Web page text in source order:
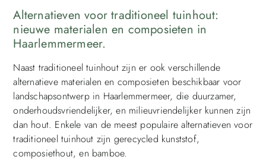
Alternatieven voor traditioneel tuinhout:
nieuwe materialen en composieten in
Haarlemmermeer.
Naast traditioneel tuinhout zijn er ook verschillende
alternatieve materialen en composieten beschikbaar voor
landschapsontwerp in Haarlemmermeer, die duurzamer,
onderhoudsvriendelijker, en milieuvriendelijker kunnen zijn
dan hout. Enkele van de meest populaire alternatieven voor
traditioneel tuinhout zijn gerecycled kunststof,
composiethout, en bamboe.